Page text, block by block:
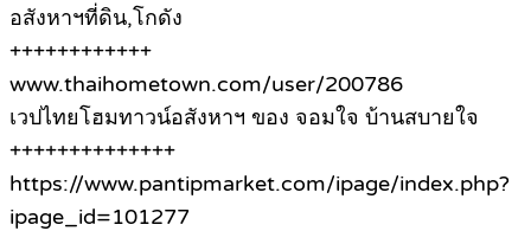
อสังหาฯที่ดิน,โกดัง
++++++++++++
www.thaihometown.com/user/200786
เวปไทยโฮมทาวน์อสังหาฯ ของ จอมใจ บ้านสบายใจ
++++++++++++++
https://www.pantipmarket.com/ipage/index.php?
ipage_id=101277